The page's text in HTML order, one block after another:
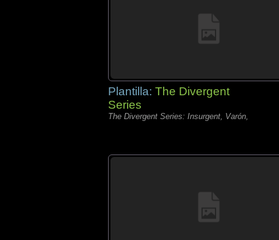
Plantilla: The Divergent
Series
The Divergent Series: Insurgent, Varón,